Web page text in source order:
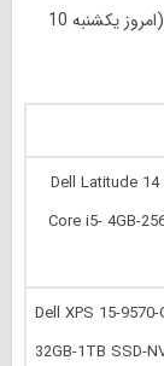
یکشنبه 10
Dell Latitude
Core i5- 4GB-
Dell XPS 15-
32GB-1TB SSD-